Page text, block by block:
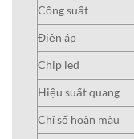
Công suất
Điện áp
Chip led
Hiệu suất quang
Chỉ số hoàn màu